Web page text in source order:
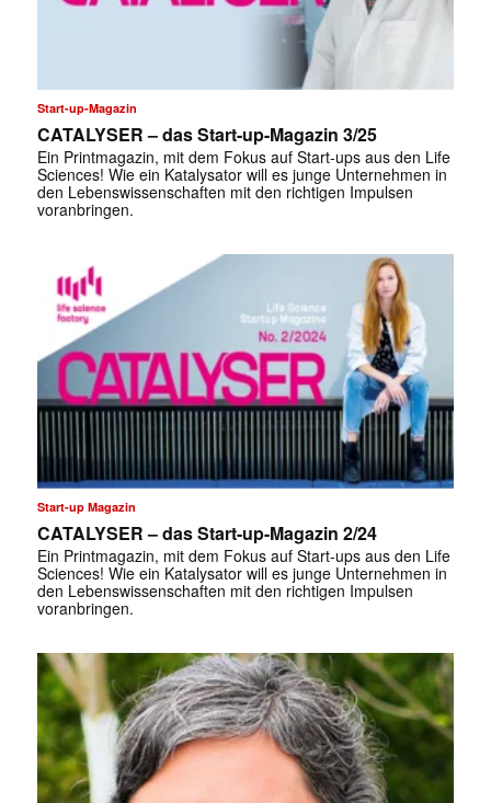
Start-up-Magazin
CATALYSER – das Start-up-Magazin 3/25
Ein Printmagazin, mit dem Fokus auf Start-ups aus den Life
Sciences! Wie ein Katalysator will es junge Unternehmen in
den Lebenswissenschaften mit den richtigen Impulsen
voranbringen.
Start-up Magazin
CATALYSER – das Start-up-Magazin 2/24
Ein Printmagazin, mit dem Fokus auf Start-ups aus den Life
Sciences! Wie ein Katalysator will es junge Unternehmen in
den Lebenswissenschaften mit den richtigen Impulsen
voranbringen.